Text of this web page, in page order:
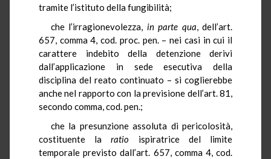
tramite l’istituto della fungibilità;
che l’irragionevolezza, in parte qua, dell’art.
657, comma 4, cod. proc. pen. – nei casi in cui il
carattere indebito della detenzione derivi
dall’applicazione in sede esecutiva della
disciplina del reato continuato – si coglierebbe
anche nel rapporto con la previsione dell’art. 81,
secondo comma, cod. pen.;
che la presunzione assoluta di pericolosità,
costituente laratio ispiratrice del limite
temporale previsto dall’art. 657, comma 4, cod.